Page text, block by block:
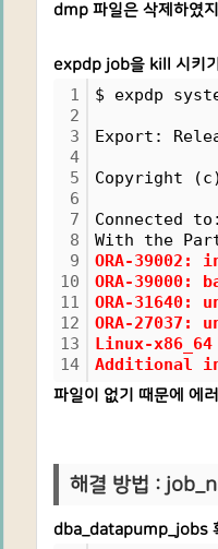
dmp 파일은 삭제하였
expdp job을 kill 시키
1
2
3
4
5
6
7
8
9
10
11
12
13
14
$ expdp
Export:
Copyright
Connected
With the
ORA-39002 :
ORA-39000:
ORA-31640:
ORA-27037 :
Linux-
Additional
파일이 없기 때문에 에
해결 방법 :
dba_datapump_jobs